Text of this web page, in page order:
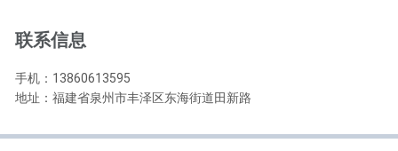
联系信息
手机：13860613595
地址：福建省泉州市丰泽区东海街道田新路